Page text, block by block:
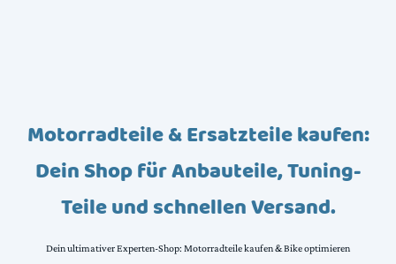
Motorradteile & Ersatzteile kaufen:
Dein Shop für Anbauteile, Tuning-
Teile und schnellen Versand.
Dein ultimativer Experten-Shop: Motorradteile kaufen & Bike optimieren